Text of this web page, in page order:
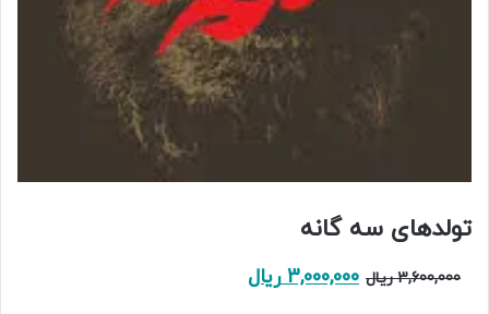
تولدهای سه گانه
3,600,000 ریال قیمت
3,000,000 ریال